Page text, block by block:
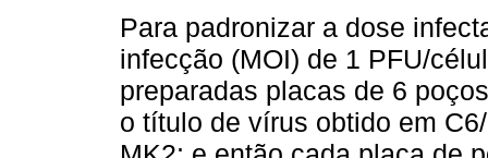
Para padronizar a dose
infecção (MOI) de 1 PFU/
preparadas placas de 6
o título de vírus obtido em